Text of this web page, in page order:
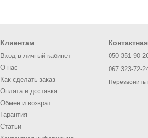
Клиентам
Вход в личный кабинет
О нас
Как сделать заказ
Оплата и доставка
Обмен и возврат
Гарантия
Статьи
050 351-90-
067 323-72-
Перезвонить